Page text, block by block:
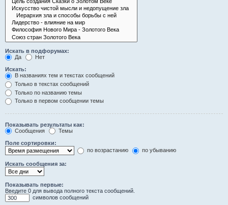
Искать в подфорумах:
Да
Нет
Искать:
В названиях тем и текстах сообщений
Только в текстах сообщений
Только по названию темы
Только в первом сообщении темы
Показывать результаты как:
Сообщения
Темы
Поле сортировки:
по возрастанию
по убыванию
Искать сообщения за:
Показывать первые:
Введите 0 для вывода полного текста сообщений.
символов сообщений